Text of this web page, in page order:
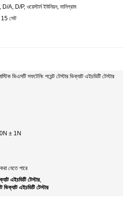
A, D/P, ওয়েস্টার্ন ইউনিয়ন, মানিগ্রাম
15 সেট
ভিএসটি সফটেনিং পয়েন্ট টেস্টার ভিক্যাট এইচডিটি টেস্টার
± 1N
যেতে পারে
এইচডিটি টেস্টার,
ভিক্যাট এইচডিটি টেস্টার